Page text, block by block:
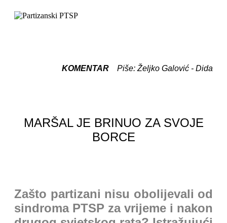
KOMENTAR Piše: Željko Galović - Dida
MARŠAL JE BRINUO ZA SVOJE
BORCE
Zašto partizani nisu obolijevali od
sindroma PTSP za vrijeme i nakon